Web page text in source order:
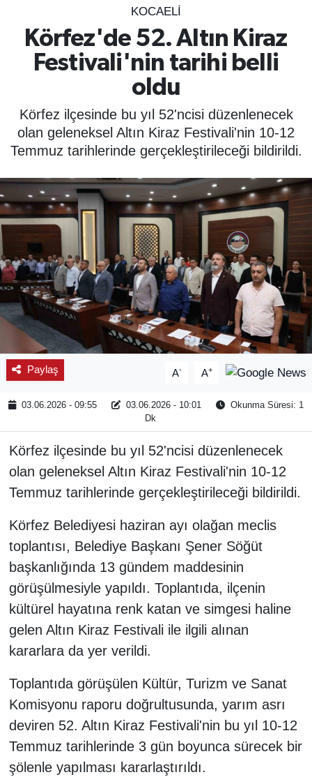
KOCAELI
Körfez'de 52. Altın Kiraz
Festivali'nin tarihi belli
oldu
Körfez ilçesinde bu yıl 52'ncisi düzenlenecek
olan geleneksel Altın Kiraz Festivali'nin 10-12
Temmuz tarihlerinde gerçekleştirileceği bildirildi.
Paylaş A- A+
03.06.2026 - 09:55 03.06.2026 - 10:01
Okunma Süresi: 1
Dk
Körfez ilçesinde bu yıl 52'ncisi düzenlenecek
olan geleneksel Altın Kiraz Festivali'nin 10-12
Temmuz tarihlerinde gerçekleştirileceği bildirildi.
Körfez Belediyesi haziran ayı olağan meclis
toplantısı, Belediye Başkanı Şener Söğüt
başkanlığında 13 gündem maddesinin
görüşülmesiyle yapıldı. Toplantıda, ilçenin
kültürel hayatına renk katan ve simgesi haline
gelen Altın Kiraz Festivali ile ilgili alınan
kararlara da yer verildi.
Toplantıda görüşülen Kültür, Turizm ve Sanat
Komisyonu raporu doğrultusunda, yarım asrı
deviren 52. Altın Kiraz Festivali'nin bu yıl 10-12
Temmuz tarihlerinde 3 gün boyunca sürecek bir
şölenle yapılması kararlaştırıldı.
ÇEVRE
BİLİM - TEKNOLOJİ
KÜLTÜR SANAT
MAGAZİN